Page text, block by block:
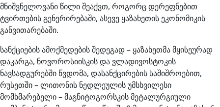
მნიშვნელოვანი წილი შეაქვთ, როგორც დერეფნებით
ტვირთების გენერირებაში, ასევე ყაზახეთის ეკონომიკის
განვითარებაში.
სანქციების ამოქმედების შედეგად – ყაზახეთმა მყისეურად
დაკარგა, ნოვოროსიისკის და ვლადივოსტოკის
ნავსადგურებში წვდომა, დასანქცირების საშიშროებით,
რუსეთში – ლითონის ნედლეულის უმსხვილესი
მომხმარებელი – მაგნიტოგორსკის მეტალურგიული